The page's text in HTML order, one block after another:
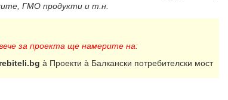
ГМО продукти и т.н.
за проекта ще намерите на:
à Проекти à Балкански потребителски мост